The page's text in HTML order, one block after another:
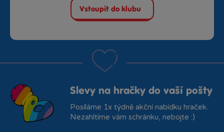
Vstoupit do klubu
Slevy na hračky do vaší pošty
Posíláme 1x týdně akční nabídku hraček.
Nezahltíme vám schránku, nebojte :)